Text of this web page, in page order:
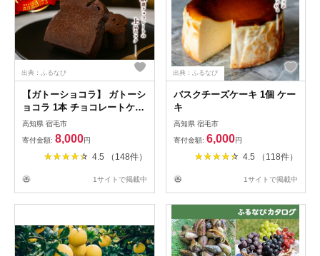
出典：ふるなび
【ガトーショコラ】 ガトーシ
ョコラ 1本 チョコレートケー
キ
高知県 宿毛市
寄付金額: 8,000円
4.5 （148件）
1サイトで掲載中
出典：ふるなび
バスクチーズケーキ 1個 ケー
キ
高知県 宿毛市
寄付金額: 6,000円
4.5 （118件）
1サイトで掲載中